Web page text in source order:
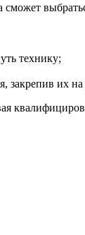
технику;
закрепив их